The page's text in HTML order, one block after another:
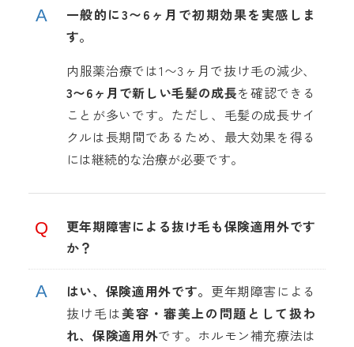
一般的に3〜6ヶ月で初期効果を実感しま
す。
内服薬治療では1〜3ヶ月で抜け毛の減少、
3〜6ヶ月で新しい毛髪の成長を確認できる
ことが多いです。ただし、毛髪の成長サイ
クルは長期間であるため、最大効果を得る
には継続的な治療が必要です。
更年期障害による抜け毛も保険適用外です
か？
はい、保険適用外です。 更年期障害による
抜け毛は美容・審美上の問題として扱わ
れ、保険適用外です。ホルモン補充療法は